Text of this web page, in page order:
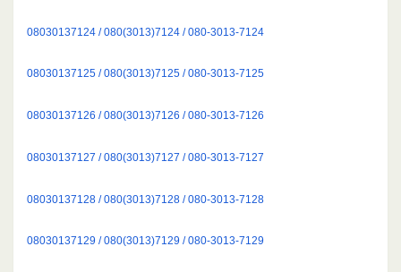
08030137124 / 080(3013)7124 / 080-3013-7124
08030137125 / 080(3013)7125 / 080-3013-7125
08030137126 / 080(3013)7126 / 080-3013-7126
08030137127 / 080(3013)7127 / 080-3013-7127
08030137128 / 080(3013)7128 / 080-3013-7128
08030137129 / 080(3013)7129 / 080-3013-7129